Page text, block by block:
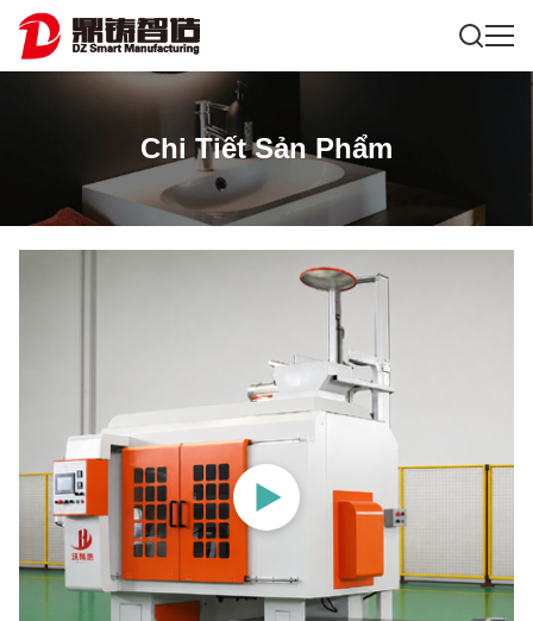
Chi Tiết Sản Phẩm